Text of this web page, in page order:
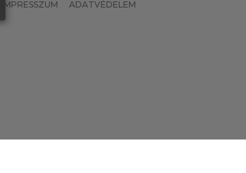
IMPRESSZUM ADATVÉDELEM